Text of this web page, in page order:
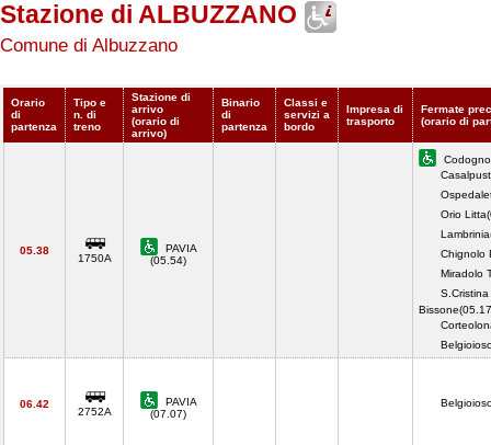
Stazione di ALBUZZANO
Comune di Albuzzano
Orario
di
partenza
Tipo e
n. di
treno
Stazione di
arrivo
(orario di
arrivo)
Binario
di
partenza
Classi e
servizi a
bordo
Impresa di
trasporto
Fermate
(orario di
05.38
1750A
PAVIA
(05.54)
Orio
Chignolo
Miradolo
S.Cristina
06.42
2752A
PAVIA
(07.07)